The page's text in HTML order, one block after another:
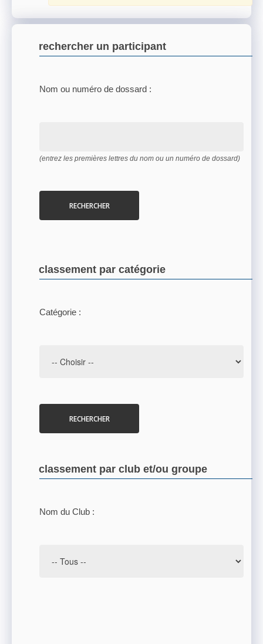
rechercher un participant
Nom ou numéro de dossard :
(entrez les premières lettres du nom ou un numéro de dossard)
RECHERCHER
classement par catégorie
Catégorie :
RECHERCHER
classement par club et/ou groupe
Nom du Club :